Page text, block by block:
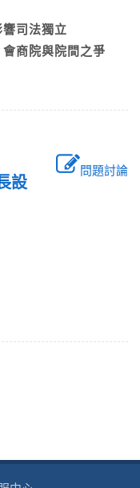
司法獨立
商院與院間之爭
問題討論
設